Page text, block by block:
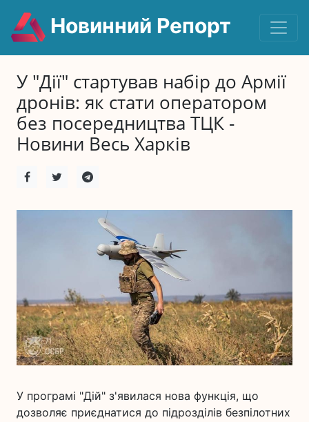
Новинний Репорт
У "Дії" стартував набір до Армії
дронів: як стати оператором
без посередництва ТЦК -
Новини Весь Харків
У програмі "Дій" з'явилася нова функція, що
дозволяє приєднатися до підрозділів безпілотних